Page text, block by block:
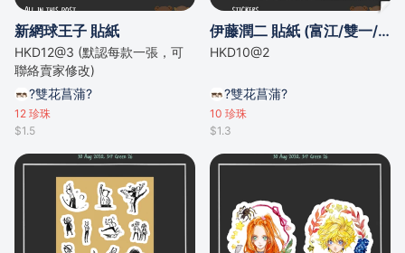
新網球王子 貼紙
HKD12@3 (默認每款一張，可
聯絡賣家修改)
?雙花菖蒲?
12 珍珠
$1.5
伊藤潤二 貼紙 (富江/雙一/黑白美少年/人頭氣球/第五人格...)
HKD10@2
?雙花菖蒲?
10 珍珠
$1.3